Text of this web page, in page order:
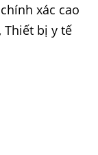
xác cao
bị y tế